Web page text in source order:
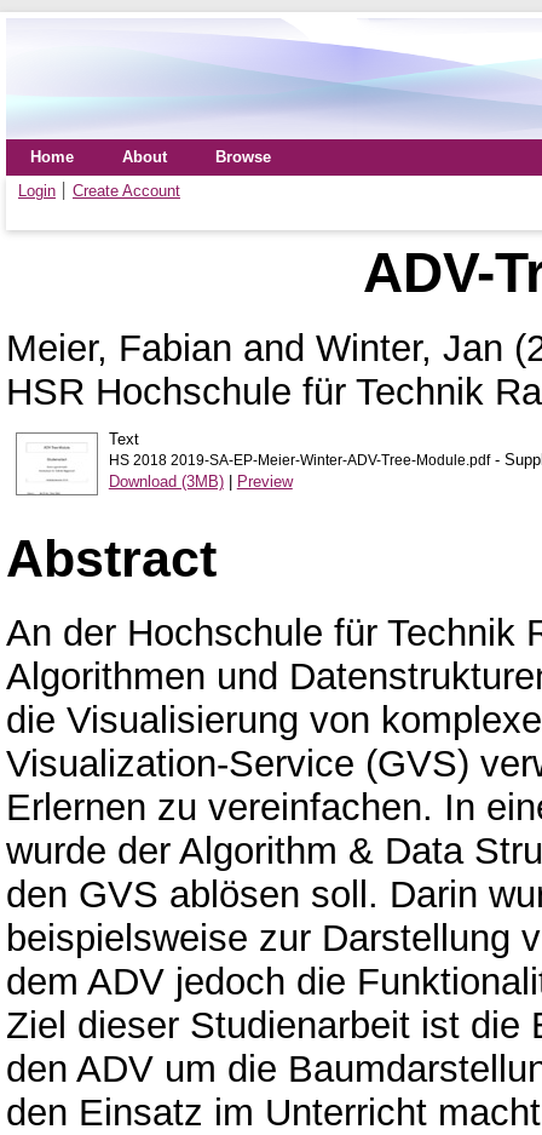
Home About
Browse
Login
Create Account
ADV-
Meier, Fabian and Winter, Jan
HSR Hochschule für Technik
Text
HS 2018 2019-SA-EP-Meier-Winter-ADV-Tree-Module.pdf-
Download (3MB)| Preview
Abstract
An der Hochschule für Technik
Algorithmen und
die Visualisierung von
Visualization-Service (GVS)
Erlernen zu vereinfachen. In
wurde der Algorithm & Data
den GVS ablösen soll. Darin
beispielsweise zur Darstellung
dem ADV jedoch die
Ziel dieser Studienarbeit ist die
den ADV um die
den Einsatz im Unterricht